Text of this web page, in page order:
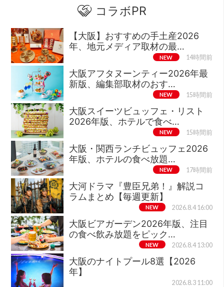
コラボPR
【大阪】おすすめの手土産2026
年、地元メディア取材の最…
NEW 14時間前
大阪アフタヌーンティー2026年最
新版、編集部取材のおす…
NEW 15時間前
大阪スイーツビュッフェ・リスト
2026年版、ホテルで食べ…
NEW 15時間前
大阪・関西ランチビュッフェ2026
年版、ホテルの食べ放題…
NEW 17時間前
大河ドラマ『豊臣兄弟！』解説コ
ラムまとめ【毎週更新】
NEW 2026.8.4 16:00
大阪ビアガーデン2026年版、注目
の食べ飲み放題をピック…
NEW 2026.8.4 13:00
大阪のナイトプール8選【2026
年】
2026.8.3 11:00